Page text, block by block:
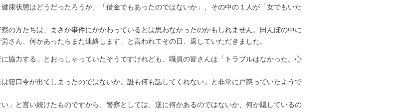
康状態はどうだったろうか」「借金でもあったのではないか」、その中の１人が「女でもいた
の方たちは、まさか事件にかかわっているとは思わなかったのかもしれません。田んぼの中に
さん、何かあったらまた連絡します」と言われてその日、返していただきました。
協力する」とおっしゃっていたそうですけれども、職員の皆さんは「トラブルはなかった。心
箝口令が出てしまったのではないか。誰も何も話してくれない」と非常に戸惑っていたようで
」と言い続けたものですから、警察としては、逆に何かあるのではないか、何か隠しているの